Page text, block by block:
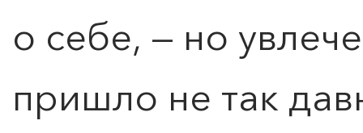
о себе, — но
пришло не так